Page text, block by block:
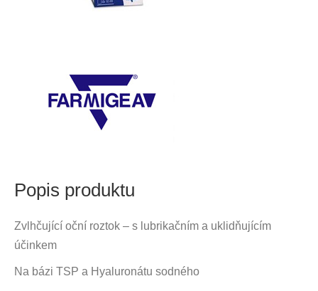
Popis produktu
Zvlhčující oční roztok – s lubrikačním a uklidňujícím
účinkem
Na bázi TSP a Hyaluronátu sodného